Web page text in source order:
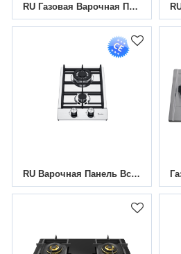
RU Газовая Варочная Панель С Двумя Конфорками MGBG-312T |310 Мм
RU Варочная Панель Встраиваемая Газовая MGBS-312A | 310 Мм